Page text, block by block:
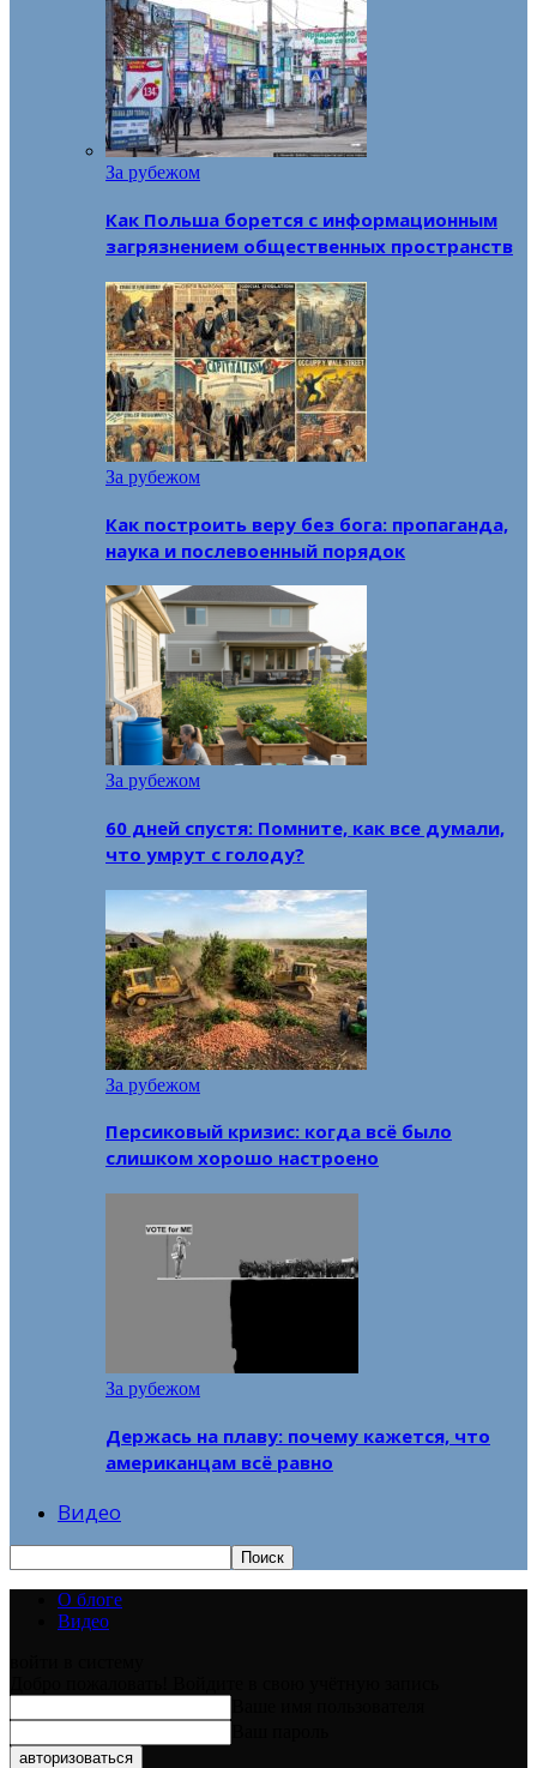
За рубежом
Как Польша борется с информационным
загрязнением общественных пространств
За рубежом
Как построить веру без бога: пропаганда,
наука и послевоенный порядок
За рубежом
60 дней спустя: Помните, как все думали,
что умрут с голоду?
За рубежом
Персиковый кризис: когда всё было
слишком хорошо настроено
За рубежом
Держась на плаву: почему кажется, что
американцам всё равно
Видео
О блоге
Видео